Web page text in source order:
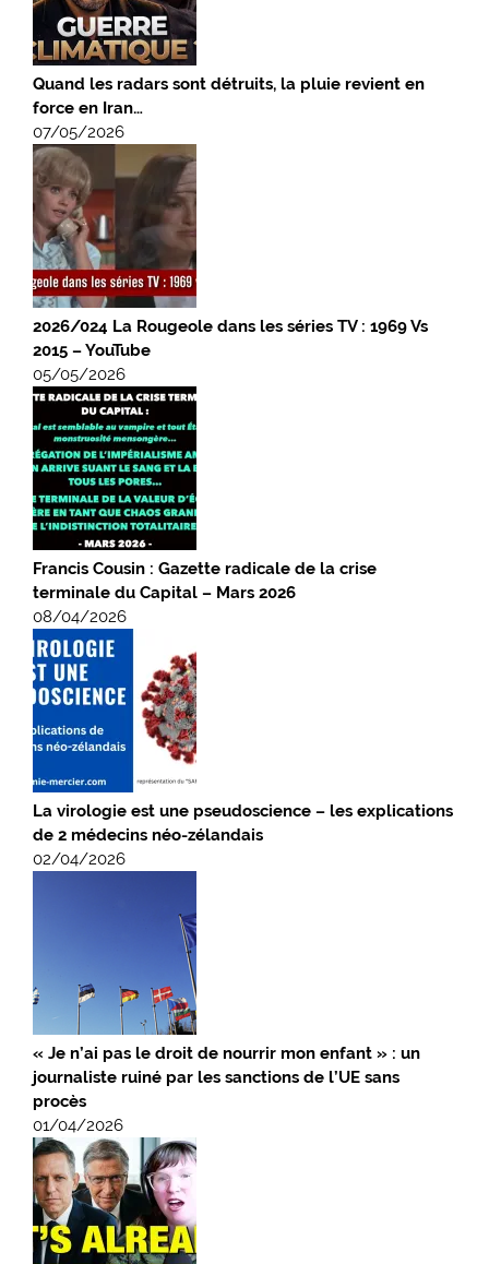
Quand les radars sont détruits, la pluie revient en
force en Iran…
07/05/2026
2026/024 La Rougeole dans les séries TV : 1969 Vs
2015 – YouTube
05/05/2026
Francis Cousin : Gazette radicale de la crise
terminale du Capital – Mars 2026
08/04/2026
La virologie est une pseudoscience – les explications
de 2 médecins néo-zélandais
02/04/2026
« Je n’ai pas le droit de nourrir mon enfant » : un
journaliste ruiné par les sanctions de l’UE sans
procès
01/04/2026